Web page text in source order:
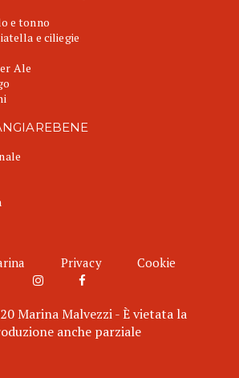
e tonno
e ciliegie
Ale
Privacy Cookie
Marina Malvezzi - È vietata la
anche parziale